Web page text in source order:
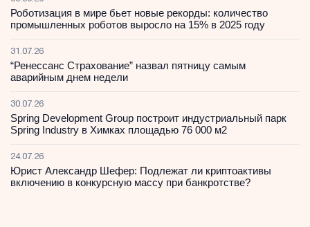
Роботизация в мире бьет новые рекорды: количество
промышленных роботов выросло на 15% в 2025 году
31.07.26
“Ренессанс Страхование” назвал пятницу самым
аварийным днем недели
30.07.26
Spring Development Group построит индустриальный парк
Spring Industry в Химках площадью 76 000 м2
24.07.26
Юрист Александр Шефер: Подлежат ли криптоактивы
включению в конкурсную массу при банкротстве?